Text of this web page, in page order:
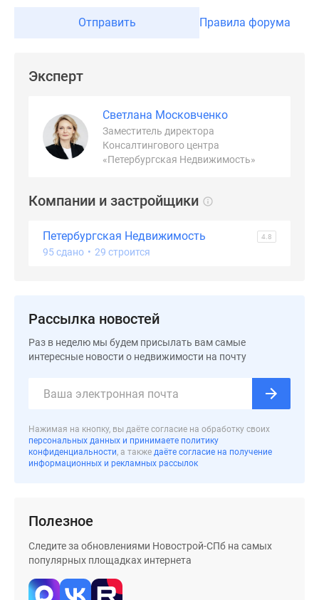
Отправить Правила форума
Эксперт
Светлана Московченко
Заместитель директора
Консалтингового центра
«Петербургская Недвижимость»
Компании и застройщики
Петербургская Недвижимость 4.8
95 сдано • 29 строится
Рассылка новостей
Раз в неделю мы будем присылать вам самые
интересные новости о недвижимости на почту
Нажимая на кнопку, вы даёте согласие на обработку своих
персональных данных и принимаете политику
конфиденциальности, а также даёте согласие на получение
информационных и рекламных рассылок
Полезное
Следите за обновлениями Новострой-СПб на самых
популярных площадках интернета